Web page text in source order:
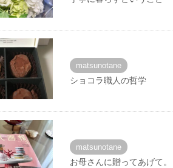
matsunotane
ショコラ職人の哲学
matsunotane
お母さんに贈ってあげて。